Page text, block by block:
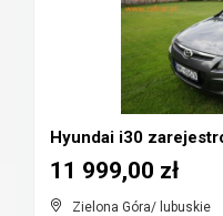
Zielona Góra/ lubuskie
11 999,00 zł